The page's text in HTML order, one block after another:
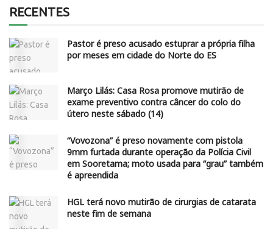
RECENTES
Pastor é preso acusado estuprar a própria filha
por meses em cidade do Norte do ES
Março Lilás: Casa Rosa promove mutirão de
exame preventivo contra câncer do colo do
útero neste sábado (14)
“Vovozona” é preso novamente com pistola
9mm furtada durante operação da Polícia Civil
em Sooretama; moto usada para “grau” também
é apreendida
HGL terá novo mutirão de cirurgias de catarata
neste fim de semana